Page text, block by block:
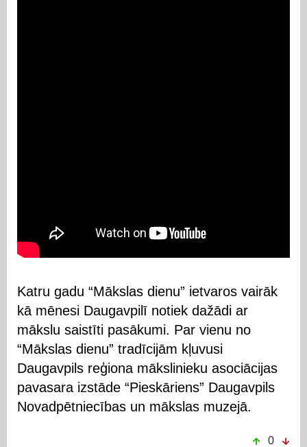
Katru gadu “Mākslas dienu” ietvaros vairāk
kā mēnesi Daugavpilī notiek dažādi ar
mākslu saistīti pasākumi. Par vienu no
“Mākslas dienu” tradīcijām kļuvusi
Daugavpils reģiona mākslinieku asociācijas
pavasara izstāde “Pieskāriens” Daugavpils
Novadpētniecības un mākslas muzejā.
0